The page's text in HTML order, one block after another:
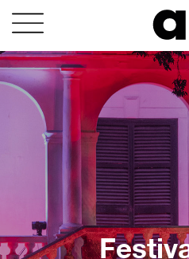
Skip
content